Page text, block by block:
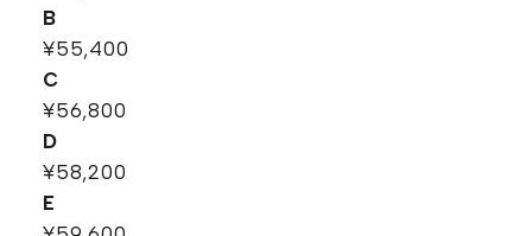
B
¥55,400
C
¥56,800
D
¥58,200
E